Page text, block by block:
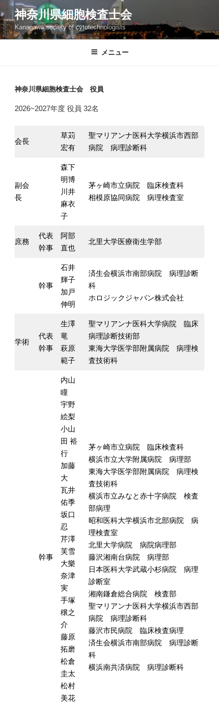
コ
ン
テ
ン
神奈川県細胞検査士会
Kanagawa society of cytotechnologists
メニュー
神奈川県細胞検査士会 役員
2026~2027年度 役員 32名
会長
草苅
宏有
聖マリアンナ医科大学横浜市西部
病院 病理診断科
副会
長
森下
明博
川井
麻衣
子
茅ヶ崎市立病院 臨床検査科
相模原協同病院 病理検査室
庶務
代表
幹事
阿部
直也
北里大学医療衛生学部
幹事
石井
輝子
加戸
伸明
済生会横浜市南部病院 病理診断
科
ホロジックジャパン株式会社
学術
代表
幹事
生澤
竜
萩原
範子
聖マリアンナ医科大学病院 臨床
病理診断技術部
東海大学医学部附属病院 病理検
査技術科
幹事
内山
瞳
宇野
絵梨
小山
田 裕
行
加藤
大
瓦井
佑季
坂口
忍
芹澤
芙雪
大樂
奈津
実
手塚
穣之
介
藤原
拓磨
松倉
圭太
松村
美花
茅ヶ崎市立病院 臨床検査科
横浜市立大学附属病院 病理部
東海大学医学部附属病院 病理検
査技術科
横浜市立みなと赤十字病院 検査
部病理
昭和医科大学横浜市北部病院 病
理検査室
北里大学病院 病院病理部
藤沢湘南台病院 病理部
日本医科大学武蔵小杉病院 病理
診断室
湘南鎌倉総合病院 検査部
聖マリアンナ医科大学横浜市西部
病院 病理診断科
藤沢市民病院 臨床検査病理
済生会横浜市南部病院 病理診断
科
横浜南共済病院 病理診断科